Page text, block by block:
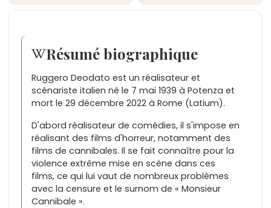
Résumé biographique
Ruggero Deodato est un réalisateur et
scénariste italien né le 7 mai 1939 à Potenza et
mort le 29 décembre 2022 à Rome (Latium).
D'abord réalisateur de comédies, il s'impose en
réalisant des films d'horreur, notamment des
films de cannibales. Il se fait connaître pour la
violence extrême mise en scène dans ces
films, ce qui lui vaut de nombreux problèmes
avec la censure et le surnom de « Monsieur
Cannibale ».